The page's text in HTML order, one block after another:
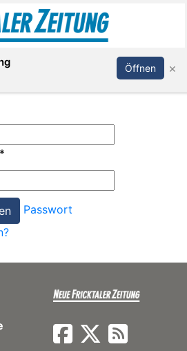
Anmelden
*
Passwort
Öffnen ×